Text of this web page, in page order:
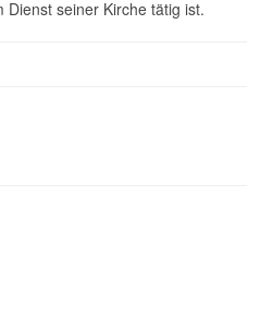
seiner Kirche tätig ist.